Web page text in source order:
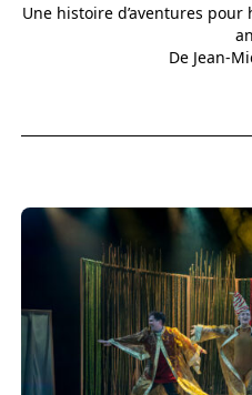
Une histoire d’aventures
De Jean-